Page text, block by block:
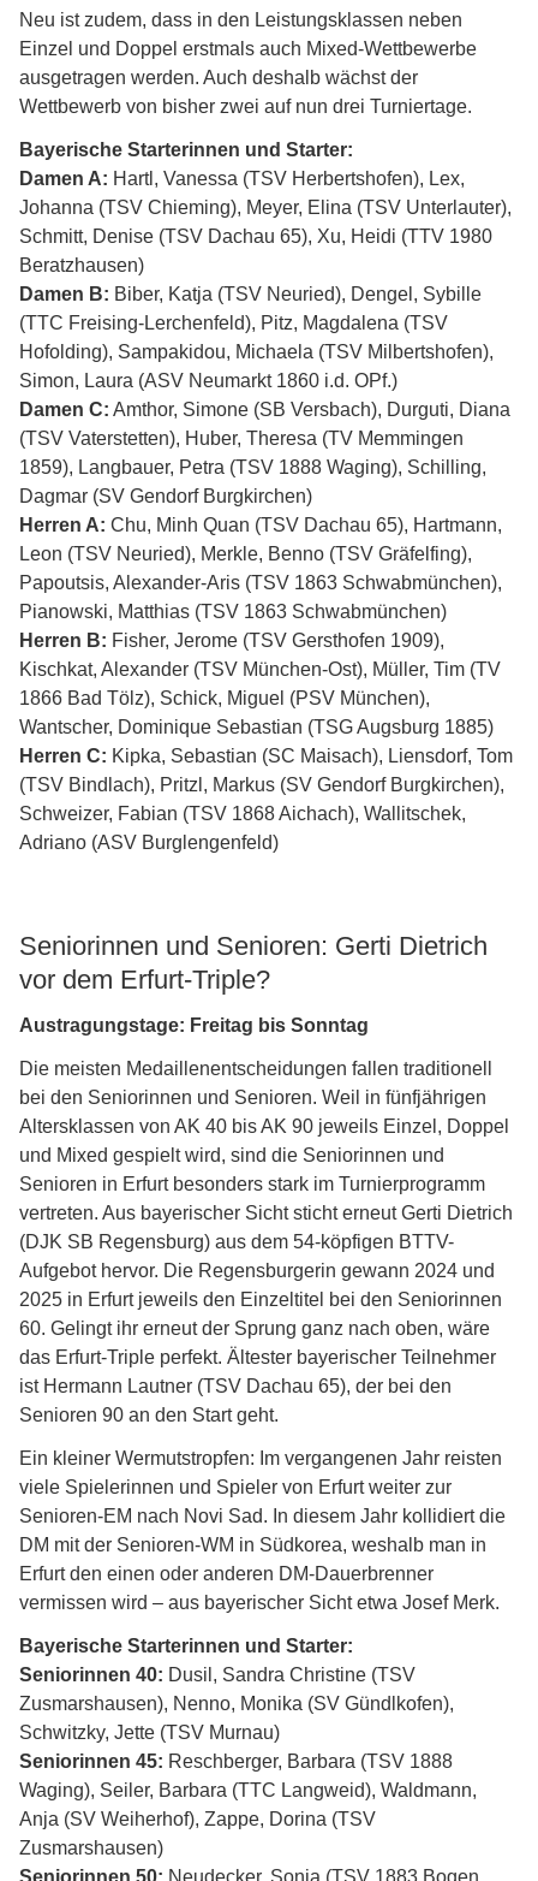
Neu ist zudem, dass in den Leistungsklassen neben
Einzel und Doppel erstmals auch Mixed-Wettbewerbe
ausgetragen werden. Auch deshalb wächst der
Wettbewerb von bisher zwei auf nun drei Turniertage.
Bayerische Starterinnen und Starter:
Damen A: Hartl, Vanessa (TSV Herbertshofen), Lex,
Johanna (TSV Chieming), Meyer, Elina (TSV Unterlauter),
Schmitt, Denise (TSV Dachau 65), Xu, Heidi (TTV 1980
Beratzhausen)
Damen B: Biber, Katja (TSV Neuried), Dengel, Sybille
(TTC Freising-Lerchenfeld), Pitz, Magdalena (TSV
Hofolding), Sampakidou, Michaela (TSV Milbertshofen),
Simon, Laura (ASV Neumarkt 1860 i.d. OPf.)
Damen C: Amthor, Simone (SB Versbach), Durguti, Diana
(TSV Vaterstetten), Huber, Theresa (TV Memmingen
1859), Langbauer, Petra (TSV 1888 Waging), Schilling,
Dagmar (SV Gendorf Burgkirchen)
Herren A: Chu, Minh Quan (TSV Dachau 65), Hartmann,
Leon (TSV Neuried), Merkle, Benno (TSV Gräfelfing),
Papoutsis, Alexander-Aris (TSV 1863 Schwabmünchen),
Pianowski, Matthias (TSV 1863 Schwabmünchen)
Herren B: Fisher, Jerome (TSV Gersthofen 1909),
Kischkat, Alexander (TSV München-Ost), Müller, Tim (TV
1866 Bad Tölz), Schick, Miguel (PSV München),
Wantscher, Dominique Sebastian (TSG Augsburg 1885)
Herren C: Kipka, Sebastian (SC Maisach), Liensdorf, Tom
(TSV Bindlach), Pritzl, Markus (SV Gendorf Burgkirchen),
Schweizer, Fabian (TSV 1868 Aichach), Wallitschek,
Adriano (ASV Burglengenfeld)
Seniorinnen und Senioren: Gerti Dietrich
vor dem Erfurt-Triple?
Austragungstage: Freitag bis Sonntag
Die meisten Medaillenentscheidungen fallen traditionell
bei den Seniorinnen und Senioren. Weil in fünfjährigen
Altersklassen von AK 40 bis AK 90 jeweils Einzel, Doppel
und Mixed gespielt wird, sind die Seniorinnen und
Senioren in Erfurt besonders stark im Turnierprogramm
vertreten. Aus bayerischer Sicht sticht erneut Gerti Dietrich
(DJK SB Regensburg) aus dem 54-köpfigen BTTV-
Aufgebot hervor. Die Regensburgerin gewann 2024 und
2025 in Erfurt jeweils den Einzeltitel bei den Seniorinnen
60. Gelingt ihr erneut der Sprung ganz nach oben, wäre
das Erfurt-Triple perfekt. Ältester bayerischer Teilnehmer
ist Hermann Lautner (TSV Dachau 65), der bei den
Senioren 90 an den Start geht.
Ein kleiner Wermutstropfen: Im vergangenen Jahr reisten
viele Spielerinnen und Spieler von Erfurt weiter zur
Senioren-EM nach Novi Sad. In diesem Jahr kollidiert die
DM mit der Senioren-WM in Südkorea, weshalb man in
Erfurt den einen oder anderen DM-Dauerbrenner
vermissen wird – aus bayerischer Sicht etwa Josef Merk.
Bayerische Starterinnen und Starter:
Seniorinnen 40: Dusil, Sandra Christine (TSV
Zusmarshausen), Nenno, Monika (SV Gündlkofen),
Schwitzky, Jette (TSV Murnau)
Seniorinnen 45: Reschberger, Barbara (TSV 1888
Waging), Seiler, Barbara (TTC Langweid), Waldmann,
Anja (SV Weiherhof), Zappe, Dorina (TSV
Zusmarshausen)
Seniorinnen 50: Neudecker, Sonja (TSV 1883 Bogen